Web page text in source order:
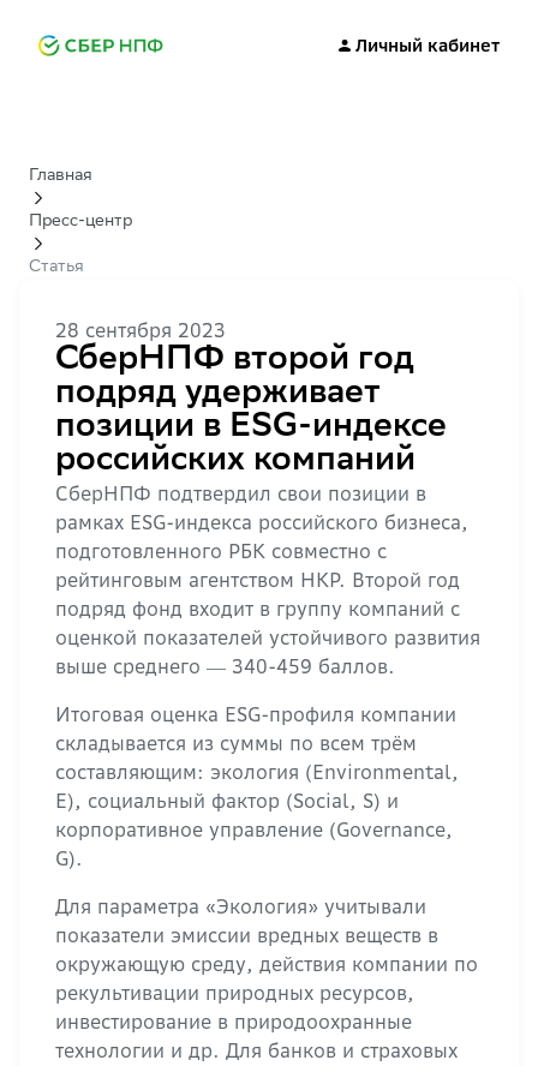
Личный кабинет
Главная
Пресс-центр
Статья
28 сентября 2023
СберНПФ второй год
подряд удерживает
позиции в ESG-индексе
российских компаний
СберНПФ подтвердил свои позиции в
рамках ESG-индекса российского бизнеса,
подготовленного РБК совместно с
рейтинговым агентством НКР. Второй год
подряд фонд входит в группу компаний с
оценкой показателей устойчивого развития
выше среднего ― 340-459 баллов.
Итоговая оценка ESG-профиля компании
складывается из суммы по всем трём
составляющим: экология (Environmental,
E), социальный фактор (Social, S) и
корпоративное управление (Governance,
G).
Для параметра «Экология» учитывали
показатели эмиссии вредных веществ в
окружающую среду, действия компании по
рекультивации природных ресурсов,
инвестирование в природоохранные
технологии и др. Для банков и страховых